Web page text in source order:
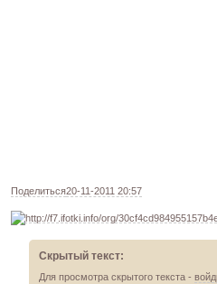
Поделиться20-11-2011 20:57
Скрытый текст:
Для просмотра скрытого текста -